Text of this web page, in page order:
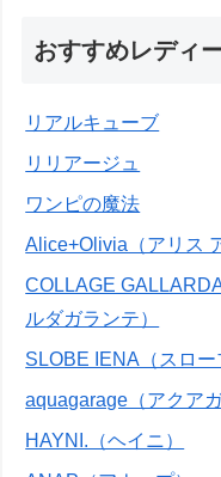
おすすめレディ
リアルキューブ
リリアージュ
ワンピの魔法
Alice+Olivia（アリス
COLLAGE
ルダガランテ）
SLOBE IENA（スロー
aquagarage（アクアガ
HAYNI.（ヘイニ）